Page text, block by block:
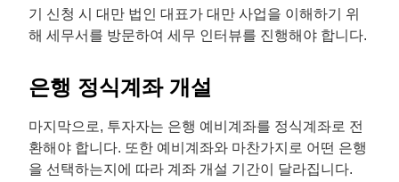
기 신청 시 대만 법인 대표가 대만 사업을 이해하기 위
해 세무서를 방문하여 세무 인터뷰를 진행해야 합니다.
은행 정식계좌 개설
마지막으로, 투자자는 은행 예비계좌를 정식계좌로 전
환해야 합니다. 또한 예비계좌와 마찬가지로 어떤 은행
을 선택하는지에 따라 계좌 개설 기간이 달라집니다.